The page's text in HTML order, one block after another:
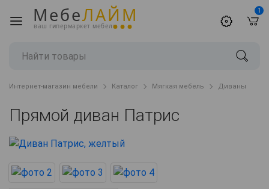
МебеЛАЙМ
ваш гипермаркет мебели
1
Интернет-магазин мебели Каталог Мягкая мебель Диваны
Прямой диван Патрис